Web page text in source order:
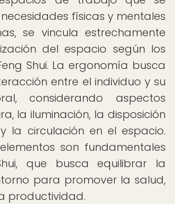
físicas y mentales
se vincula estrechamente
del espacio según los
Shui. La ergonomía busca
entre el individuo y su
considerando aspectos
la iluminación, la disposición
la circulación en el espacio.
son fundamentales
que busca equilibrar la
para promover la salud,
productividad.